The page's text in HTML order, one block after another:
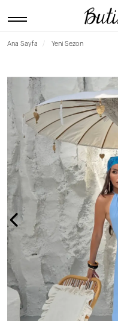
Ana Sayfa Yeni Sezon